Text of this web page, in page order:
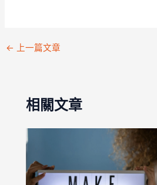
← 上一篇文章
相關文章